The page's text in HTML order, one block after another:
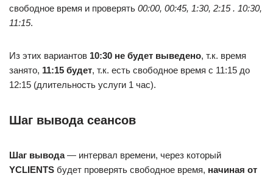
свободное время и проверять 00:00, 00:45, 1:30, 2:15 . 10:30,
11:15.
Из этих вариантов 10:30 не будет выведено, т.к. время
занято, 11:15 будет, т.к. есть свободное время с 11:15 до
12:15 (длительность услуги 1 час).
Шаг вывода сеансов
Шаг вывода— интервал времени, через который
YCLIENTS будет проверять свободное время, начиная от